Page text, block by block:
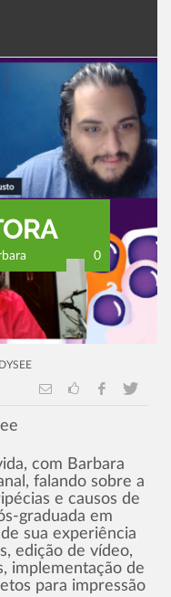
0
com Barbara
falando sobre a
e causos de
graduada em
sua experiência
edição de vídeo,
implementação de
para impressão